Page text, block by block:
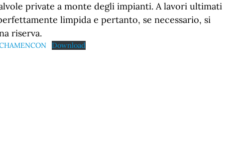
private a monte degli impianti. A lavori ultimati
limpida e pertanto, se necessario, si
riserva.
Download